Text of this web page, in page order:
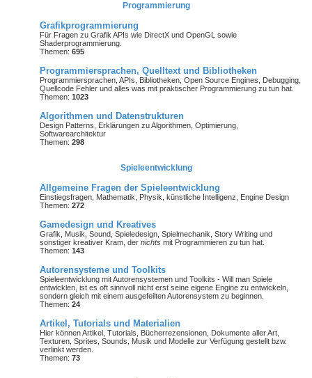
Programmierung
Grafikprogrammierung
Für Fragen zu Grafik APIs wie DirectX und OpenGL sowie
Shaderprogrammierung.
Themen: 695
Programmiersprachen, Quelltext und Bibliotheken
Programmiersprachen, APIs, Bibliotheken, Open Source Engines, Debugging,
Quellcode Fehler und alles was mit praktischer Programmierung zu tun hat.
Themen: 1023
Algorithmen und Datenstrukturen
Design Patterns, Erklärungen zu Algorithmen, Optimierung,
Softwarearchitektur
Themen: 298
Spieleentwicklung
Allgemeine Fragen der Spieleentwicklung
Einstiegsfragen, Mathematik, Physik, künstliche Intelligenz, Engine Design
Themen: 272
Gamedesign und Kreatives
Grafik, Musik, Sound, Spieledesign, Spielmechanik, Story Writing und
sonstiger kreativer Kram, der nichts mit Programmieren zu tun hat.
Themen: 143
Autorensysteme und Toolkits
Spieleentwicklung mit Autorensystemen und Toolkits - Will man Spiele
entwicklen, ist es oft sinnvoll nicht erst seine eigene Engine zu entwickeln,
sondern gleich mit einem ausgefeilten Autorensystem zu beginnen.
Themen: 24
Artikel, Tutorials und Materialien
Hier können Artikel, Tutorials, Bücherrezensionen, Dokumente aller Art,
Texturen, Sprites, Sounds, Musik und Modelle zur Verfügung gestellt bzw.
verlinkt werden.
Themen: 73